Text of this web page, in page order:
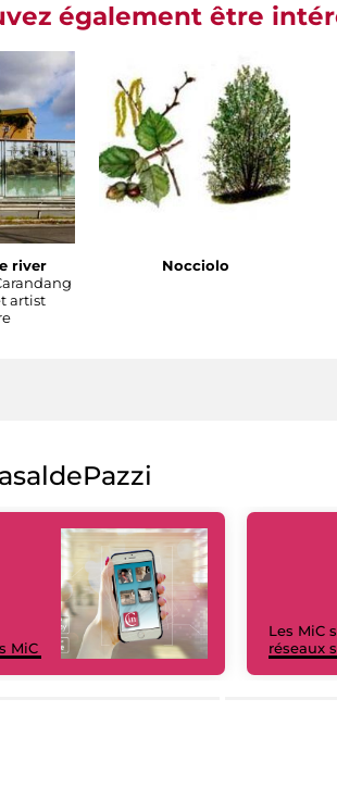
également être
river
artist
Nocciolo
MiC
Les MiC
réseaux